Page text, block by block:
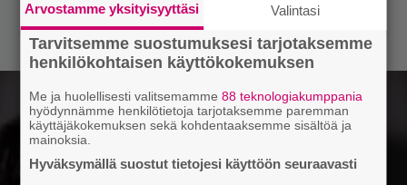
Arvostamme yksityisyyttäsi Valintasi
Tarvitsemme suostumuksesi tarjotaksemme
henkilökohtaisen käyttökokemuksen
Me ja huolellisesti valitsemamme88 teknologiakumppania
hyödynnämme henkilötietoja tarjotaksemme paremman
käyttäjäkokemuksen sekä kohdentaaksemme sisältöä ja
mainoksia.
Hyväksymällä suostut tietojesi käyttöön seuraavasti